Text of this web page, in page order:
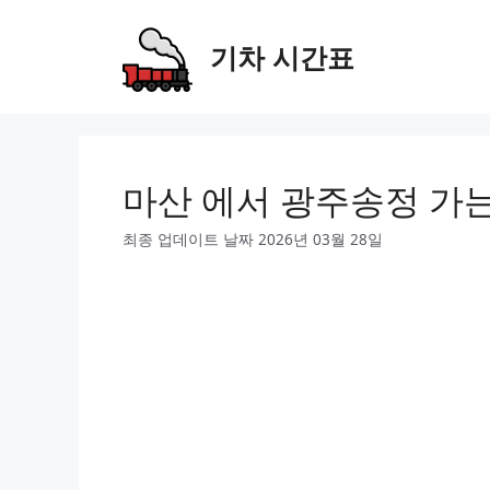
기차 시간표
마산 에서 광주송정 가
최종 업데이트 날짜 2026년 03월 28일